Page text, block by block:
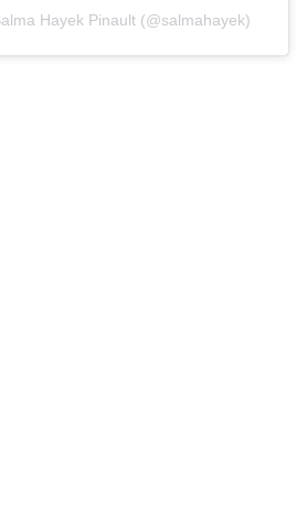
Hayek Pinault (@salmahayek)